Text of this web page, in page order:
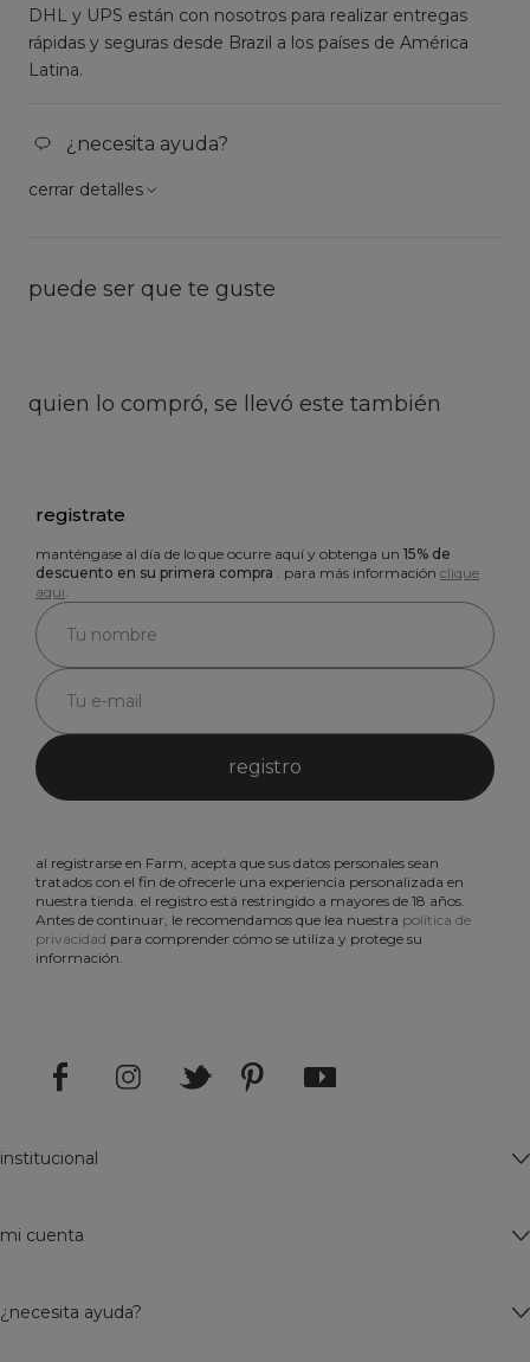
DHL y UPS están con nosotros para realizar entregas
rápidas y seguras desde Brazil a los países de América
Latina.
¿necesita ayuda?
cerrar detalles
puede ser que te guste
quien lo compró, se llevó este también
registrate
manténgase al día de lo que ocurre aquí y obtenga un 15% de
descuento en su primera compra . para más información clique
aqui.
registro
al registrarse en Farm, acepta que sus datos personales sean
tratados con el fin de ofrecerle una experiencia personalizada en
nuestra tienda. el registro está restringido a mayores de 18 años.
Antes de continuar, le recomendamos que lea nuestra política de
privacidad para comprender cómo se utiliza y protege su
información.
institucional
mi cuenta
¿necesita ayuda?